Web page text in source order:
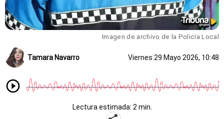
Imagen de archivo de la Policía Local
Tamara Navarro Viernes 29 Mayo 2026, 10:48
Lectura estimada: 2 min.